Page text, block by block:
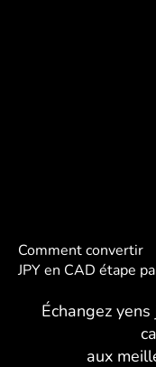
Comment convertir
JPY en CAD étape
Échangez
aux